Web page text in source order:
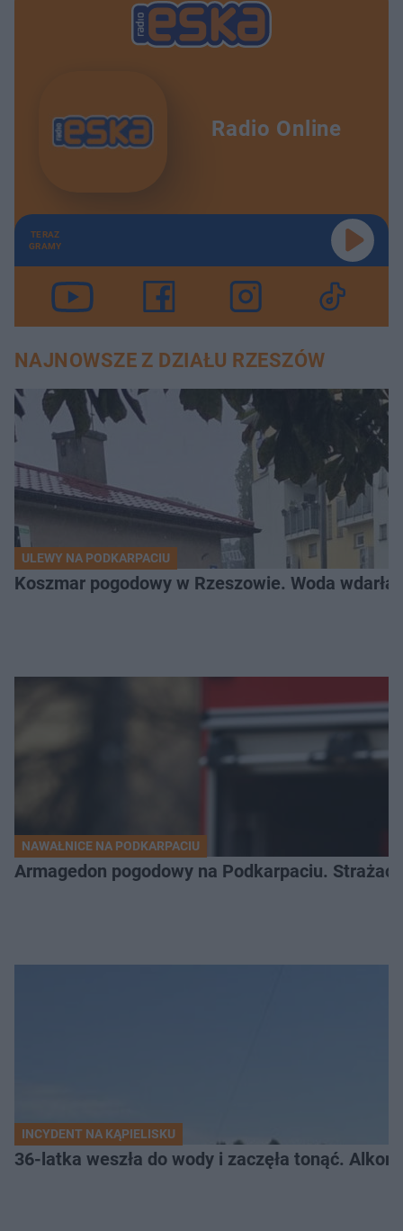
Radio Online
TERAZ
GRAMY
NAJNOWSZE Z DZIAŁU RZESZÓW
ULEWY NA PODKARPACIU
Koszmar pogodowy w Rzeszowie. Woda
NAWAŁNICE NA PODKARPACIU
Armagedon pogodowy na Podkarpaciu.
INCYDENT NA KĄPIELISKU
36-latka weszła do wody i zaczęła tonąć.